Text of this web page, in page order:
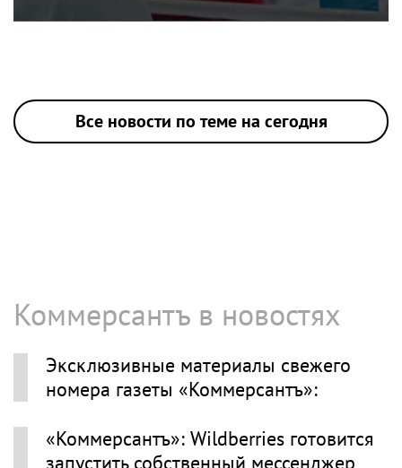
Все новости по теме на сегодня
Коммерсантъ в новостях
Эксклюзивные материалы свежего
номера газеты «Коммерсантъ»:
«Коммерсантъ»: Wildberries готовится
запустить собственный мессенджер